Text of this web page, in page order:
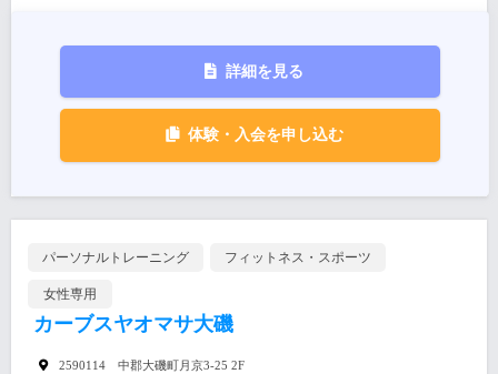
詳細を見る
体験・入会を申し込む
パーソナルトレーニング フィットネス・スポーツ
女性専用
カーブスヤオマサ大磯
2590114 中郡大磯町月京3-25 2F